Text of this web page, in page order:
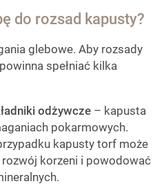
do rozsad kapusty?
glebowe. Aby rozsady
spełniać kilka
odżywcze – kapusta
pokarmowych.
kapusty torf może
rozwój korzeni i powodować